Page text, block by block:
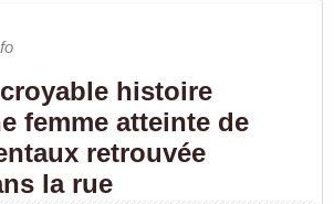
histoire
femme atteinte de
retrouvée
la rue